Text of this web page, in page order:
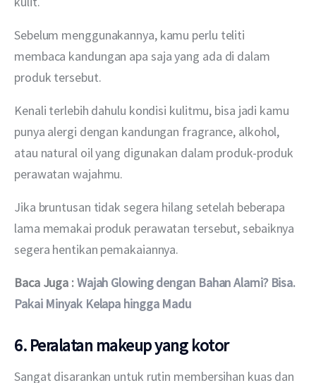
Sebelum menggunakannya, kamu perlu teliti
membaca kandungan apa saja yang ada di dalam
produk tersebut.
Kenali terlebih dahulu kondisi kulitmu, bisa jadi kamu
punya alergi dengan kandungan fragrance, alkohol,
atau natural oil yang digunakan dalam produk-produk
perawatan wajahmu.
Jika bruntusan tidak segera hilang setelah beberapa
lama memakai produk perawatan tersebut, sebaiknya
segera hentikan pemakaiannya.
Baca Juga : Wajah Glowing dengan Bahan Alami? Bisa.
Pakai Minyak Kelapa hingga Madu
6. Peralatan makeup yang kotor
Sangat disarankan untuk rutin membersihan kuas dan